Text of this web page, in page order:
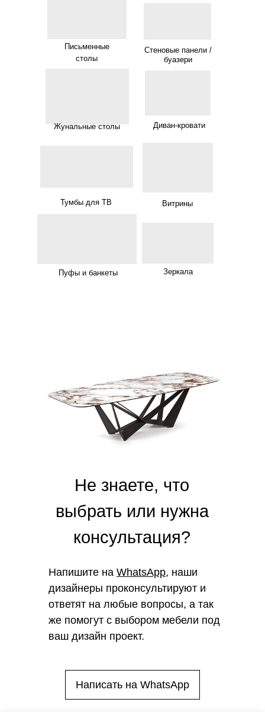
Витрины
Диван-кровати
Тумбы для ТВ
Жунальные столы
Пуфы и банкеты Зеркала
Стеновые панели /
буазери
Письменные
столы
Напишите на WhatsApp, наши
дизайнеры проконсультируют и
ответят на любые вопросы, а так
же помогут с выбором мебели под
ваш дизайн проект.
Не знаете, что
выбрать или нужна
консультация?
Написать на WhatsApp